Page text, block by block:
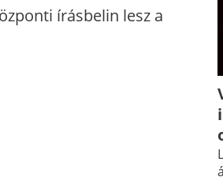
írásbelin lesz a